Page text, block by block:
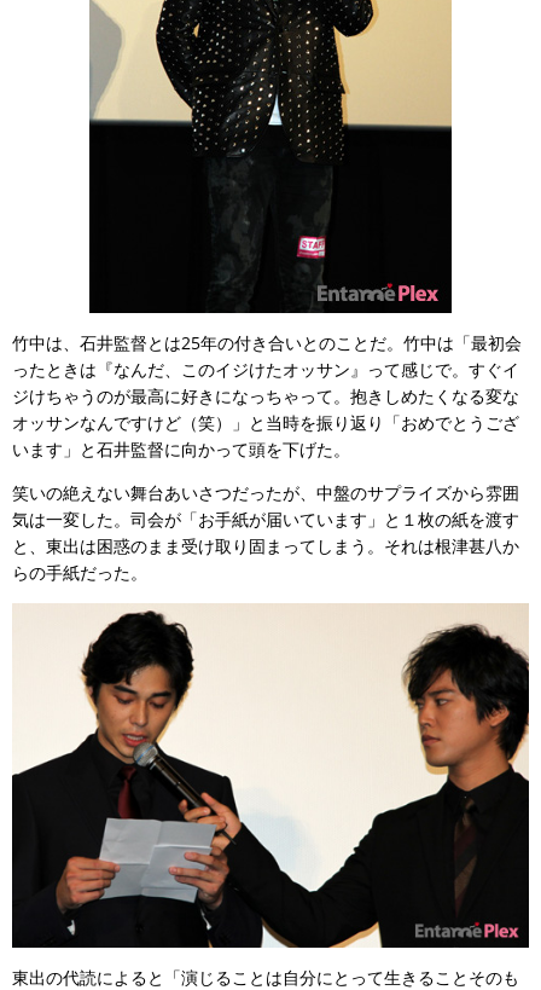
竹中は、石井監督とは25年の付き合いとのことだ。竹中は「最初会
ったときは『なんだ、このイジけたオッサン』って感じで。すぐイ
ジけちゃうのが最高に好きになっちゃって。抱きしめたくなる変な
オッサンなんですけど（笑）」と当時を振り返り「おめでとうござ
います」と石井監督に向かって頭を下げた。
笑いの絶えない舞台あいさつだったが、中盤のサプライズから雰囲
気は一変した。司会が「お手紙が届いています」と１枚の紙を渡す
と、東出は困惑のまま受け取り固まってしまう。それは根津甚八か
らの手紙だった。
東出の代読によると「演じることは自分にとって生きることそのも